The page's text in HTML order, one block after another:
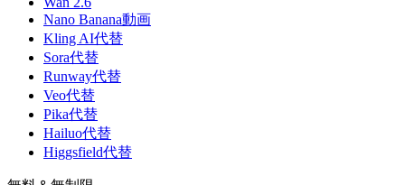
Nano Banana動画
Kling AI代替
Sora代替
Runway代替
Veo代替
Pika代替
Hailuo代替
Higgsfield代替